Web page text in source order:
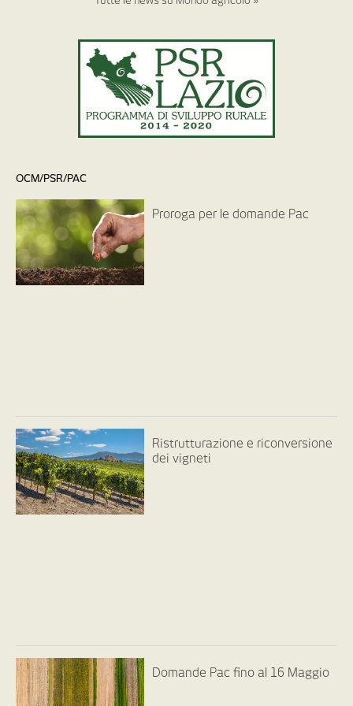
OCM/PSR/PAC
Proroga per le domande Pac
Ristrutturazione e riconversione
dei vigneti
Domande Pac fino al 16 Maggio